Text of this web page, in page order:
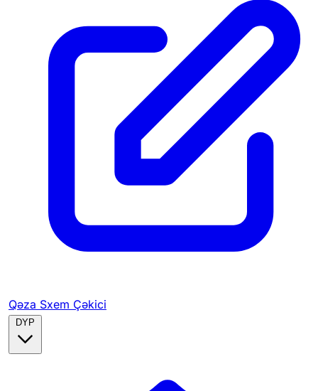
Qəza Sxem Çəkici
DYP